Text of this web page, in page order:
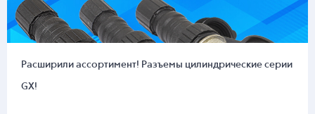
Расширили ассортимент! Разъемы цилиндрические серии
GX!